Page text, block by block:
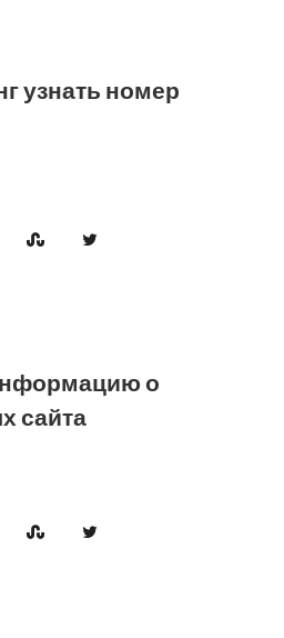
узнать номер
о
сайта